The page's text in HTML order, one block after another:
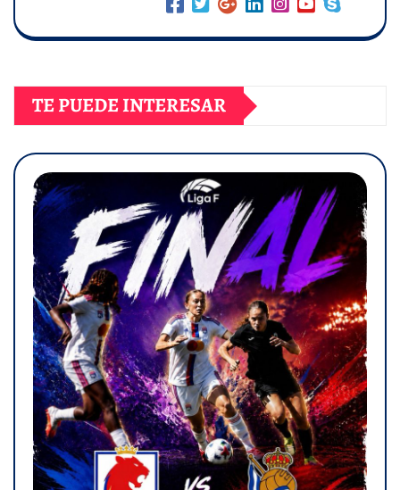
TE PUEDE INTERESAR